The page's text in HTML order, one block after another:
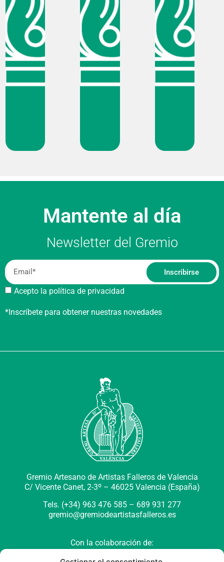
Mantente al día
Newsletter del Gremio
Acepto la política de privacidad
Inscribirse
*Inscríbete para obtener nuestras novedades
Gremio Artesano de Artistas Falleros de Valencia
C/ Vicente Canet, 2-3º – 46025 Valencia (España)
Tels. (+34) 963 476 585 – 689 931 277
gremio@gremiodeartistasfalleros.es
Con la colaboración de: